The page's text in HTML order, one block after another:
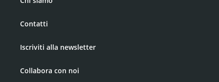
Contatti
Iscriviti alla newsletter
Collabora con noi